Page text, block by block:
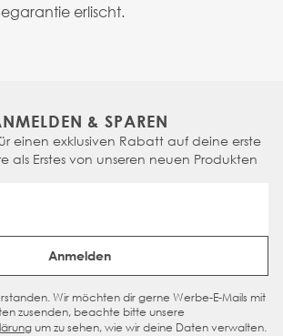
erlischt.
& SPAREN
einen exklusiven Rabatt auf deine erste
als Erstes von unseren neuen Produkten
Email Address
Anmelden
Wir möchten dir gerne Werbe-E-Mails mit
zusenden, beachte bitte unsere
um zu sehen, wie wir deine Daten verwalten.